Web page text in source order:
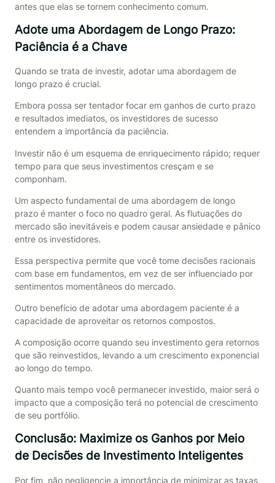
antes que elas se tornem conhecimento comum.
Adote uma Abordagem de Longo Prazo:
Paciência é a Chave
Quando se trata de investir, adotar uma abordagem de
longo prazo é crucial.
Embora possa ser tentador focar em ganhos de curto prazo
e resultados imediatos, os investidores de sucesso
entendem a importância da paciência.
Investir não é um esquema de enriquecimento rápido; requer
tempo para que seus investimentos cresçam e se
componham.
Um aspecto fundamental de uma abordagem de longo
prazo é manter o foco no quadro geral. As flutuações do
mercado são inevitáveis e podem causar ansiedade e pânico
entre os investidores.
Essa perspectiva permite que você tome decisões racionais
com base em fundamentos, em vez de ser influenciado por
sentimentos momentâneos do mercado.
Outro benefício de adotar uma abordagem paciente é a
capacidade de aproveitar os retornos compostos.
A composição ocorre quando seu investimento gera retornos
que são reinvestidos, levando a um crescimento exponencial
ao longo do tempo.
Quanto mais tempo você permanecer investido, maior será o
impacto que a composição terá no potencial de crescimento
de seu portfólio.
Conclusão: Maximize os Ganhos por Meio
de Decisões de Investimento Inteligentes
Por fim, não negligencie a importância de minimizar as taxas